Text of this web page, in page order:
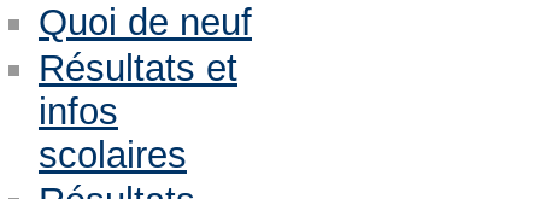
Quoi de neuf
Résultats et
infos
scolaires